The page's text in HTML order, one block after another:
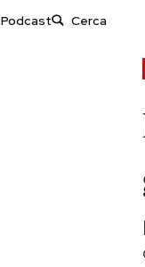
Podcast
Storie/
Ok